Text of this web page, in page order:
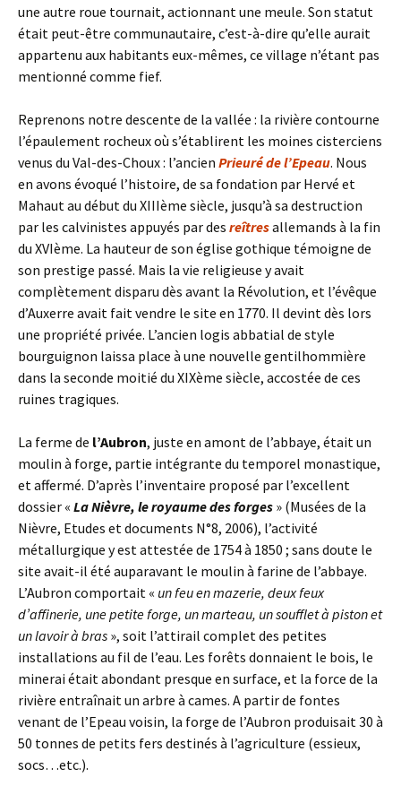
une autre roue tournait, actionnant une meule. Son statut
était peut-être communautaire, c’est-à-dire qu’elle aurait
appartenu aux habitants eux-mêmes, ce village n’étant pas
mentionné comme fief.
Reprenons notre descente de la vallée : la rivière contourne
l’épaulement rocheux où s’établirent les moines cisterciens
venus du Val-des-Choux : l’ancien Prieuré de l’Epeau. Nous
en avons évoqué l’histoire, de sa fondation par Hervé et
Mahaut au début du XIIIème siècle, jusqu’à sa destruction
par les calvinistes appuyés par des reîtresallemands à la fin
du XVIème. La hauteur de son église gothique témoigne de
son prestige passé. Mais la vie religieuse y avait
complètement disparu dès avant la Révolution, et l’évêque
d’Auxerre avait fait vendre le site en 1770. Il devint dès lors
une propriété privée. L’ancien logis abbatial de style
bourguignon laissa place à une nouvelle gentilhommière
dans la seconde moitié du XIXème siècle, accostée de ces
ruines tragiques.
La ferme de l’Aubron, juste en amont de l’abbaye, était un
moulin à forge, partie intégrante du temporel monastique,
et affermé. D’après l’inventaire proposé par l’excellent
dossier « La Nièvre, le royaume des forges » (Musées de la
Nièvre, Etudes et documents N°8, 2006), l’activité
métallurgique y est attestée de 1754 à 1850 ; sans doute le
site avait-il été auparavant le moulin à farine de l’abbaye.
L’Aubron comportait « un feu en mazerie, deux feux
d’affinerie, une petite forge, un marteau, un soufflet à piston et
un lavoir à bras », soit l’attirail complet des petites
installations au fil de l’eau. Les forêts donnaient le bois, le
minerai était abondant presque en surface, et la force de la
rivière entraînait un arbre à cames. A partir de fontes
venant de l’Epeau voisin, la forge de l’Aubron produisait 30 à
50 tonnes de petits fers destinés à l’agriculture (essieux,
socs…etc.).